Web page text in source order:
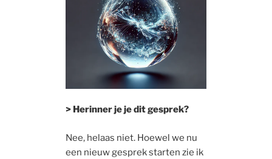
> Herinner je je dit gesprek?
Nee, helaas niet. Hoewel we nu
een nieuw gesprek starten zie ik